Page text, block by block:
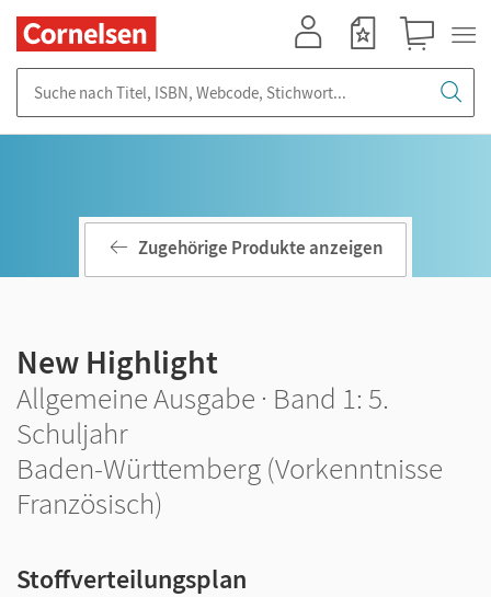
Zugehörige Produkte anzeigen
New Highlight
Allgemeine Ausgabe · Band 1: 5.
Schuljahr
Baden-Württemberg (Vorkenntnisse
Französisch)
Stoffverteilungsplan